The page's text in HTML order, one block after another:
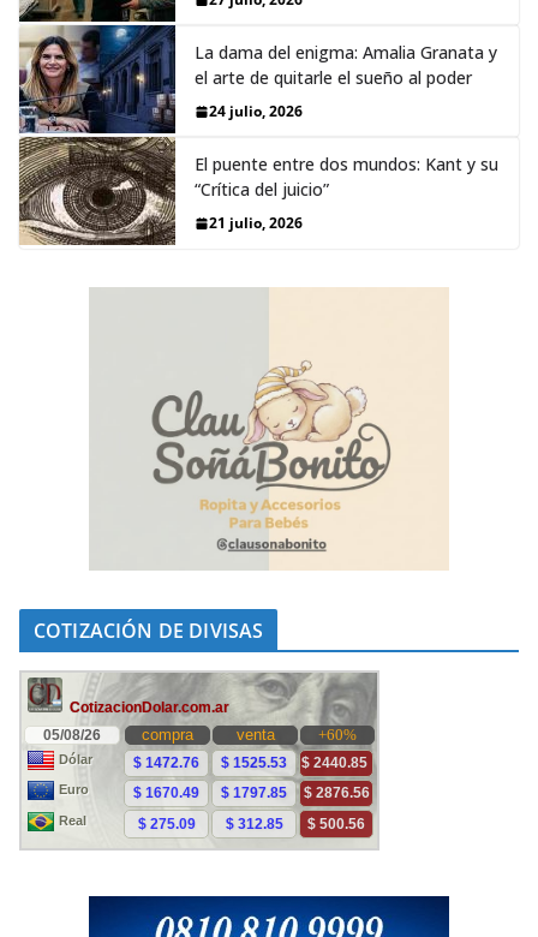
La dama del enigma: Amalia Granata y
el arte de quitarle el sueño al poder
24 julio, 2026
El puente entre dos mundos: Kant y su
“Crítica del juicio”
21 julio, 2026
COTIZACIÓN DE DIVISAS